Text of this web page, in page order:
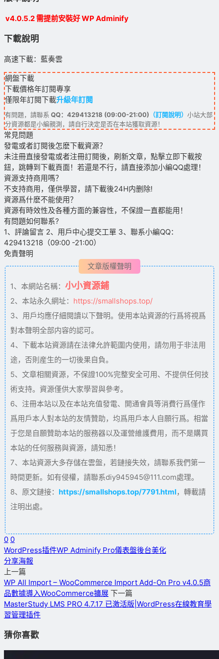
v4.0.5.2 需提前安裝好 WP Adminify
下載說明
高速下載：藍奏雲
網盤下載
下載價格年訂閱專享
僅限年訂閱下載升級年訂閱
有問題，請聯系 QQ：429413218 (09:00-21:00) （訂閱說明） 小站大部
分資源都是小編親測，請自行決定是否在本站獲取資源！
常見問題
發電或者訂閱後怎麽下載資源？
未注冊直接發電或者注冊訂閱後，刷新文章，點擊立即下載按
鈕，跳轉到下載頁面！若還是不行，請直接添加小編QQ處理！
資源支持商用嗎？
不支持商用，僅供學習，請下載後24H内删除!
資源爲什麽不能使用？
資源有時效性及各種方面的兼容性，不保證一直都能用！
有問題如何聯系?
1、評論留言 2、用戶中心提交工單 3、聯系小編QQ：
429413218（09:00 -21:00）
免責聲明
文章版權聲明
1、本網站名稱： 小小資源鋪
2、本站永久網址： https://smallshops.top/
3、用戶均應仔細閱讀以下聲明。使用本站資源的行爲将視爲
對本聲明全部内容的認可。
4、下載本站資源請在法律允許範圍内使用，請勿用于非法用
途，否則産生的一切後果自負。
5、文章相關資源，不保證100%完整安全可用、不提供任何技
術支持。資源僅供大家學習與參考。
6、注冊本站以及在本站充值發電、開通會員等消費行爲僅作
爲用戶本人對本站的友情贊助，均爲用戶本人自願行爲。相當
于您是自願贊助本站的服務器以及運營維護費用，而不是購買
本站的任何服務與資源，請知悉！
7、本站資源大多存儲在雲盤，若鏈接失效，請聯系我們第一
時間更新。如有侵權，請聯系diy945945@111.com處理。
8、原文鏈接： https://smallshops.top/7791.html，轉載請
注明出處。
0 0
WordPress插件WP Adminify Pro儀表盤後台美化
分享海報
上一篇
WP All Import – WooCommerce Import Add-On Pro v4.0.5商
品數據導入WooCommerce擴展 下一篇
MasterStudy LMS PRO 4.7.17 已激活版|WordPress在線教育學
習管理插件
猜你喜歡